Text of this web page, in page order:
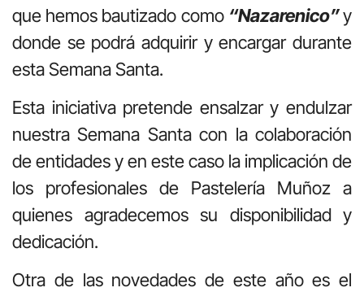
que hemos bautizado como “Naza­renico”y
donde se podrá adquirir y encargar durante
esta Semana Santa.
Esta iniciativa pretende ensalzar y endulzar
nuestra Semana Santa con la colaboración
de entidades y en este caso la implicación de
los profesionales de Pastelería Muñoz a
quienes agradecemos su disponibilidad y
dedicación.
Otra de las novedades de este año es el